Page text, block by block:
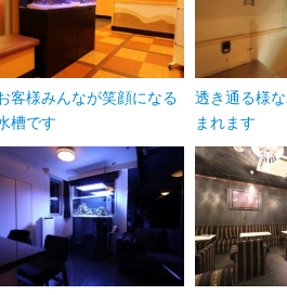
客様みんなが笑顔になる
槽です
透き通る様
まれます